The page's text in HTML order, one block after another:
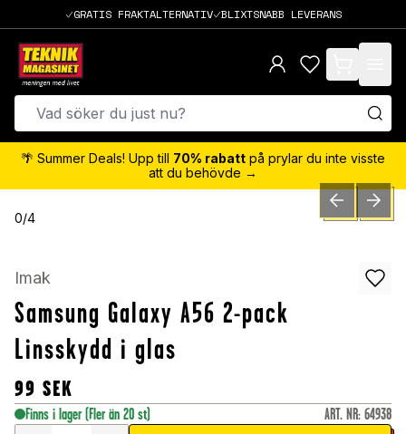
GRATIS FRAKTALTERNATIV BLIXTSNABB LEVERANS
items in cart,
🌴 Summer Deals! Upp till 70% rabatt på prylar du inte visste
att du behövde →
0/4 PREVIOUSNEXT
Imak
Samsung Galaxy A56 2-pack
Linsskydd i glas
99 SEK
Finns i lager (Fler än 20 st) ART. NR: 64938